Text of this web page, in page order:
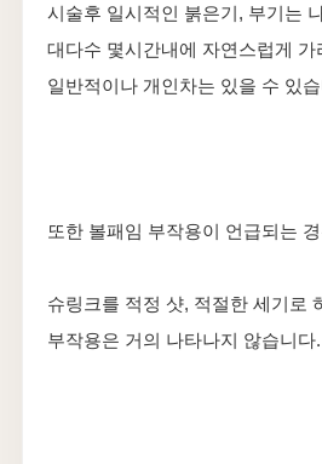
시술후 일시적인 붉은기, 부기는
대다수 몇시간내에 자연스럽게 가
일반적이나 개인차는 있을 수 있
또한 볼패임 부작용이 언급되는
슈링크를 적정 샷, 적절한 세기로
부작용은 거의 나타나지 않습니다.